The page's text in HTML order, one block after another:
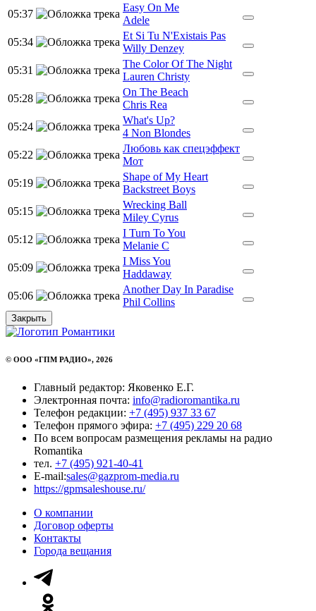
05:37
Easy On Me
Adele
05:34
Et Si Tu N'Existais Pas
Willy Denzey
05:31
The Color Of The Night
Lauren Christy
05:28
On The Beach
Chris Rea
05:24
What's Up?
4 Non Blondes
05:22
Любовь как спецэффект
Мот
05:19
Shape of My Heart
Backstreet Boys
05:15
Wrecking Ball
Miley Cyrus
05:12
I Turn To You
Melanie C
05:09
I Miss You
Haddaway
05:06
Another Day In Paradise
Phil Collins
Закрыть
© ООО «ГПМ РАДИО», 2026
Главный редактор: Яковенко Е.Г.
Электронная почта: info@radioromantika.ru
Телефон редакции: +7 (495) 937 33 67
Телефон прямого эфира: +7 (495) 229 20 68
По всем вопросам размещения рекламы на радио
Romantika
тел. +7 (495) 921-40-41
E-mail:sales@gazprom-media.ru
https://gpmsaleshouse.ru/
О компании
Договор оферты
Контакты
Города вещания